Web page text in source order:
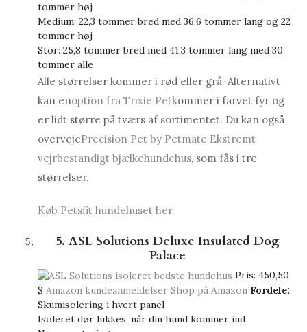
tommer høj
Medium: 22,3 tommer bred med 36,6 tommer lang og 22
tommer høj
Stor: 25,8 tommer bred med 41,3 tommer lang med 30
tommer alle
Alle størrelser kommer i rød eller grå. Alternativt
kan enoption fra Trixie Petkommer i farvet fyr og
er lidt større på tværs af sortimentet. Du kan også
overvejePrecision Pet by Petmate Ekstremt
vejrbestandigt bjælkehundehus, som fås i tre
størrelser.
Køb Petsfit hundehuset her.
5. ASL Solutions Deluxe Insulated Dog
Palace
Pris: 450,50
$ Amazon kundeanmeldelser Shop på Amazon Fordele:
Skumisolering i hvert panel
Isoleret dør lukkes, når din hund kommer ind